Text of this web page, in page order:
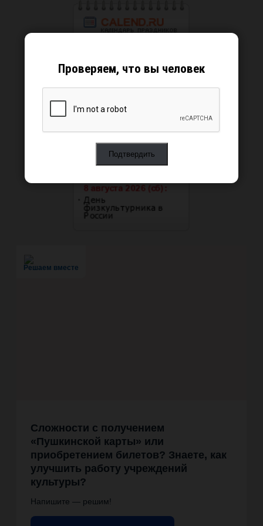
Решаем вместе
Сложности с получением
«Пушкинской карты» или
приобретением билетов? Знаете, как
улучшить работу учреждений
культуры?
Напишите — решим!
Проверяем, что вы человек